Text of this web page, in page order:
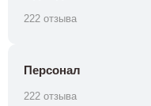
222 отзыва
Персонал
222 отзыва